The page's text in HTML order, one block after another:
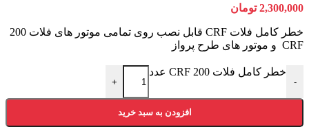
2,300,000 تومان
خطر کامل فلات CRF قابل نصب روی تمامی موتور های فلات 200
CRF و موتور های طرح پرواز
-
خطر کامل فلات CRF 200 عدد
+
افزودن به سبد خرید